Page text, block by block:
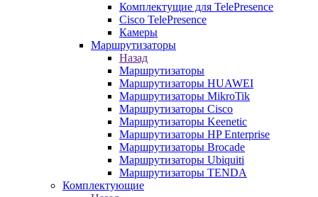
Комплектущие для TelePresence
Cisco TelePresence
Камеры
Маршрутизаторы
Назад
Маршрутизаторы
Маршрутизаторы HUAWEI
Маршрутизаторы MikroTik
Маршрутизаторы Cisco
Маршрутизаторы Keenetic
Маршрутизаторы HP Enterprise
Маршрутизаторы Brocade
Маршрутизаторы Ubiquiti
Маршрутизаторы TENDA
Комплектующие